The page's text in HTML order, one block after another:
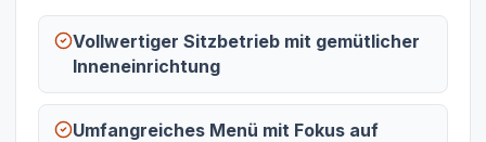
Vollwertiger Sitzbetrieb mit gemütlicher
Inneneinrichtung
Umfangreiches Menü mit Fokus auf